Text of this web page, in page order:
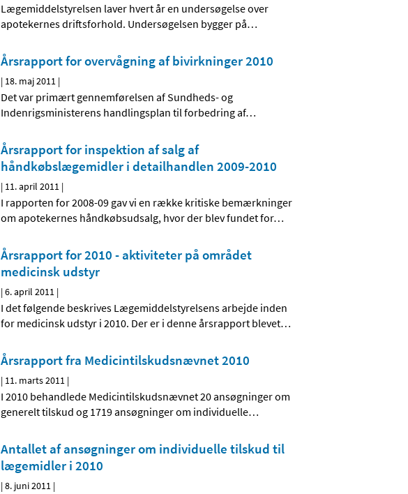
Lægemiddelstyrelsen laver hvert år en undersøgelse over
apotekernes driftsforhold. Undersøgelsen bygger på…
Årsrapport for overvågning af bivirkninger 2010
| 18. maj 2011 |
Det var primært gennemførelsen af Sundheds- og
Indenrigsministerens handlingsplan til forbedring af…
Årsrapport for inspektion af salg af
håndkøbslægemidler i detailhandlen 2009-2010
| 11. april 2011 |
I rapporten for 2008-09 gav vi en række kritiske bemærkninger
om apotekernes håndkøbsudsalg, hvor der blev fundet for…
Årsrapport for 2010 - aktiviteter på området
medicinsk udstyr
|6. april 2011 |
I det følgende beskrives Lægemiddelstyrelsens arbejde inden
for medicinsk udstyr i 2010. Der er i denne årsrapport blevet…
Årsrapport fra Medicintilskudsnævnet 2010
| 11. marts 2011 |
I 2010 behandlede Medicintilskudsnævnet 20 ansøgninger om
generelt tilskud og 1719 ansøgninger om individuelle…
Antallet af ansøgninger om individuelle tilskud til
lægemidler i 2010
|8. juni 2011 |